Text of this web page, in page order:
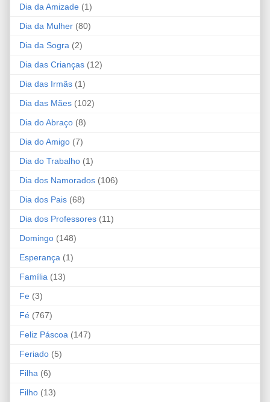
Dia da Amizade (1)
Dia da Mulher (80)
Dia da Sogra (2)
Dia das Crianças (12)
Dia das Irmãs (1)
Dia das Mães (102)
Dia do Abraço (8)
Dia do Amigo (7)
Dia do Trabalho (1)
Dia dos Namorados (106)
Dia dos Pais (68)
Dia dos Professores (11)
Domingo (148)
Esperança (1)
Família (13)
Fe (3)
Fé (767)
Feliz Páscoa (147)
Feriado (5)
Filha (6)
Filho (13)